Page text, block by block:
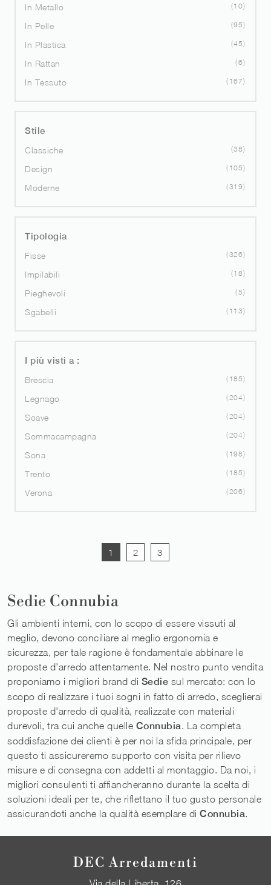
In Metallo 10
In Pelle 95
In Plastica 45
In Rattan 6
In Tessuto 167
Stile
Classiche
38
Design 105
Moderne 319
Tipologia
Fisse
326
Impilabili 18
Pieghevoli 5
Sgabelli 113
I più visti a :
Brescia
185
Legnago 204
Soave 204
Sommacampagna 204
Sona 198
Trento 185
Verona 206
1 2 3
Sedie Connubia
Gli ambienti interni, con lo scopo di essere vissuti al
meglio, devono conciliare al meglio ergonomia e
sicurezza, per tale ragione è fondamentale abbinare le
proposte d'arredo attentamente. Nel nostro punto vendita
proponiamo i migliori brand di Sedie sul mercato: con lo
scopo di realizzare i tuoi sogni in fatto di arredo, sceglierai
proposte d'arredo di qualità, realizzate con materiali
durevoli, tra cui anche quelle Connubia. La completa
soddisfazione dei clienti è per noi la sfida principale, per
questo ti assicureremo supporto con visita per rilievo
misure e di consegna con addetti al montaggio. Da noi, i
migliori consulenti ti affiancheranno durante la scelta di
soluzioni ideali per te, che riflettano il tuo gusto personale
assicurandoti anche la qualità esemplare di Connubia.
DEC Arredamenti